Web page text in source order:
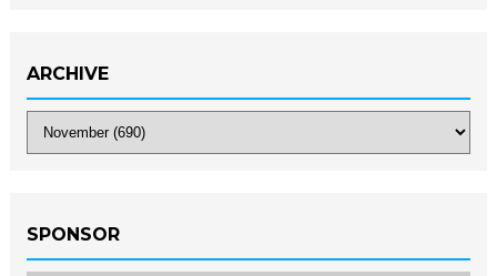
ARCHIVE
SPONSOR